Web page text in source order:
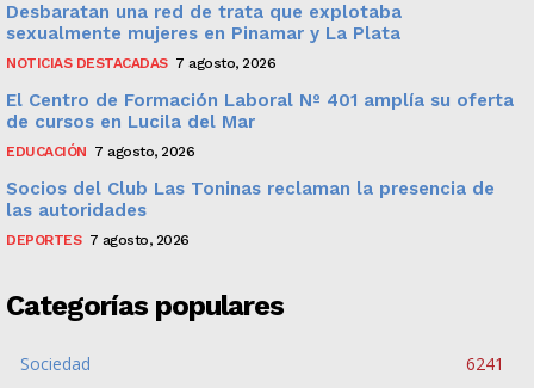
Desbaratan una red de trata que explotaba
sexualmente mujeres en Pinamar y La Plata
NOTICIAS DESTACADAS 7 agosto, 2026
El Centro de Formación Laboral Nº 401 amplía su oferta
de cursos en Lucila del Mar
EDUCACIÓN 7 agosto, 2026
Socios del Club Las Toninas reclaman la presencia de
las autoridades
DEPORTES 7 agosto, 2026
Categorías populares
Sociedad 6241